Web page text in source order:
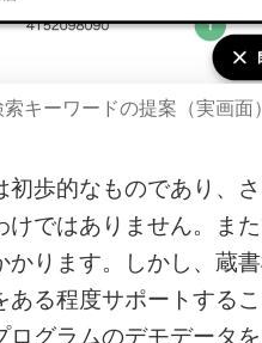
キーワードの提案（実画面
初歩的なものであり、
けではありません。ま
かります。しかし、蔵
ある程度サポートする
ログラムのデモデータ